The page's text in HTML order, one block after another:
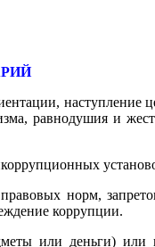
наступление
равнодушия и
норм,
коррупции.
или деньги) или